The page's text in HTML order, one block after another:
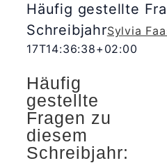
Häufig gestellte
SchreibjahrSylvia
17T14:36:38+02:00
Häufig
gestellte
Fragen zu
diesem
Schreibjahr: